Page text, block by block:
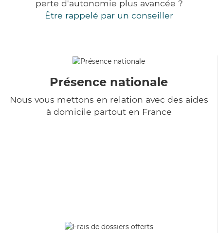
perte d'autonomie plus avancée ?
Être rappelé par un conseiller
Présence nationale
Nous vous mettons en relation avec des aides
à domicile partout en France